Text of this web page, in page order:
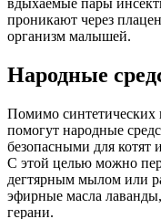
проникают через
организм малышей.
Народные
Помимо синтетических
помогут народные
безопасными для котят
С этой целью можно
дегтярным мылом или
эфирные масла
герани.